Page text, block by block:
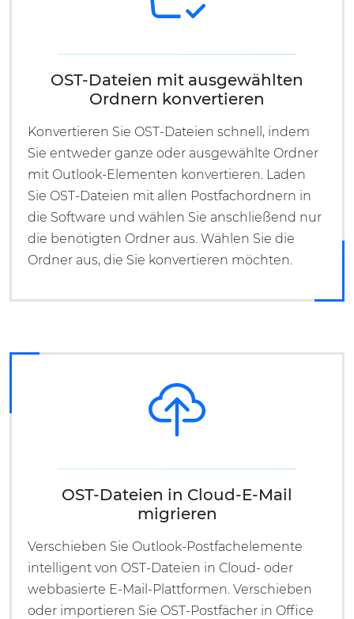
OST-Dateien mit ausgewählten
Ordnern konvertieren
Konvertieren Sie OST-Dateien schnell, indem
Sie entweder ganze oder ausgewählte Ordner
mit Outlook-Elementen konvertieren. Laden
Sie OST-Dateien mit allen Postfachordnern in
die Software und wählen Sie anschließend nur
die benötigten Ordner aus. Wählen Sie die
Ordner aus, die Sie konvertieren möchten.
OST-Dateien in Cloud-E-Mail
migrieren
Verschieben Sie Outlook-Postfachelemente
intelligent von OST-Dateien in Cloud- oder
webbasierte E-Mail-Plattformen. Verschieben
oder importieren Sie OST-Postfächer in Office